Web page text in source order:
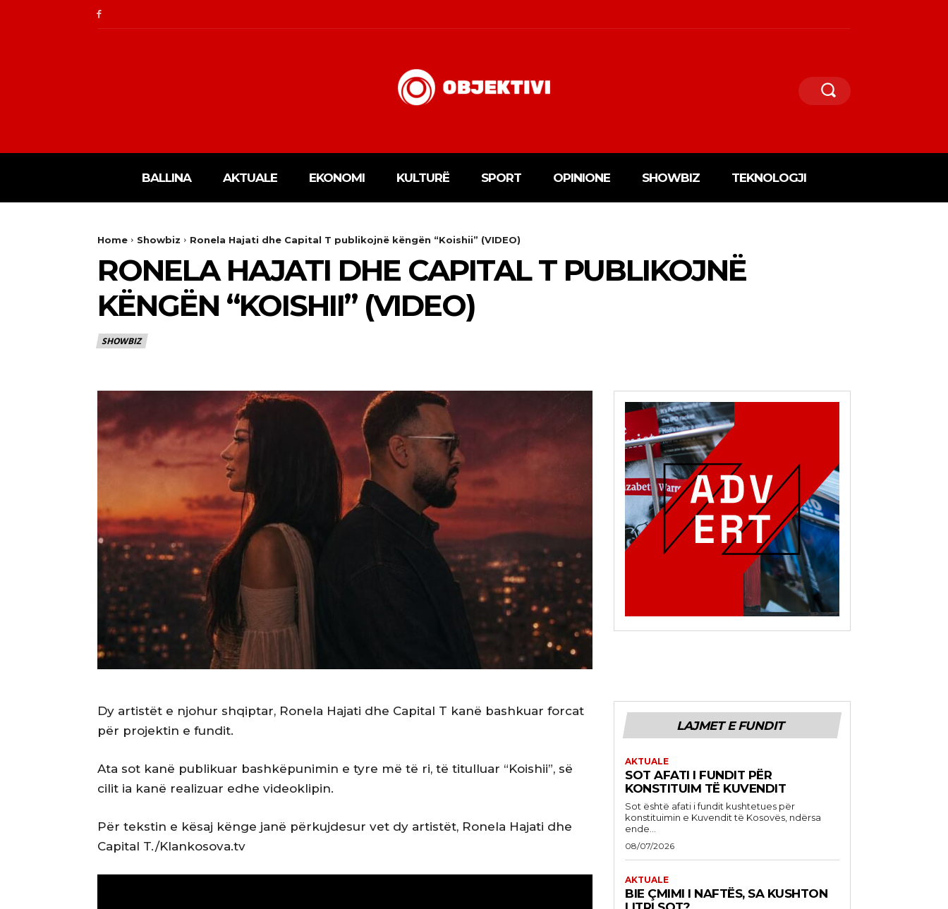
BALLINA AKTUALE EKONOMI KULTURË SPORT OPINIONE SHOWBIZ TEKNOLOGJI
Home Showbiz Ronela Hajati dhe Capital T publikojnë këngën “Koishii” (VIDEO)
RONELA HAJATI DHE CAPITAL T PUBLIKOJNË
KËNGËN “KOISHII” (VIDEO)
SHOWBIZ
Dy artistët e njohur shqiptar, Ronela Hajati dhe Capital T kanë bashkuar forcat
për projektin e fundit.
Ata sot kanë publikuar bashkëpunimin e tyre më të ri, të titulluar “Koishii”, së
cilit ia kanë realizuar edhe videoklipin.
Për tekstin e kësaj kënge janë përkujdesur vet dy artistët, Ronela Hajati dhe
Capital T./Klankosova.tv
LAJMET E FUNDIT
AKTUALE
SOT AFATI I FUNDIT PËR
KONSTITUIM TË KUVENDIT
Sot është afati i fundit kushtetues për
konstituimin e Kuvendit të Kosovës, ndërsa
ende...
08/07/2026
AKTUALE
BIE ÇMIMI I NAFTËS, SA KUSHTON